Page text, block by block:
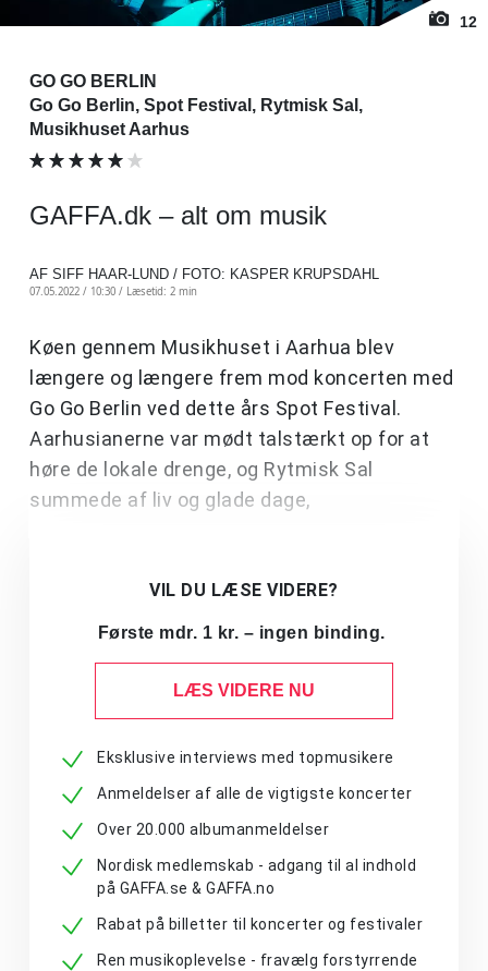
12
GO GO BERLIN
Go Go Berlin, Spot Festival, Rytmisk Sal,
Musikhuset Aarhus
GAFFA.dk – alt om musik
AF SIFF HAAR-LUND / FOTO: KASPER KRUPSDAHL
07.05.2022 / 10:30 / Læsetid: 2 min
Køen gennem Musikhuset i Aarhua blev
længere og længere frem mod koncerten med
Go Go Berlin ved dette års Spot Festival.
Aarhusianerne var mødt talstærkt op for at
høre de lokale drenge, og Rytmisk Sal
summede af liv og glade dage,
VIL DU LÆSE VIDERE?
Første mdr. 1 kr. – ingen binding.
LÆS VIDERE NU
Eksklusive interviews med topmusikere
Anmeldelser af alle de vigtigste koncerter
Over 20.000 albumanmeldelser
Nordisk medlemskab - adgang til al indhold
på GAFFA.se & GAFFA.no
Rabat på billetter til koncerter og festivaler
Ren musikoplevelse - fravælg forstyrrende